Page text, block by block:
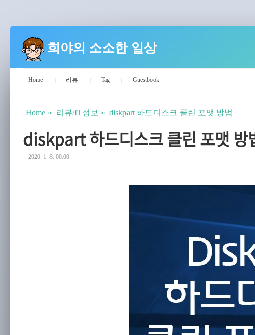
희야의 소소한 일상
Home 리뷰 Tag Guestbook
Home 리뷰/IT정보 diskpart 하드디스크 클린 포맷 방법
diskpart 하드디스크 클린 포맷 방
2020. 1. 8. 00:00